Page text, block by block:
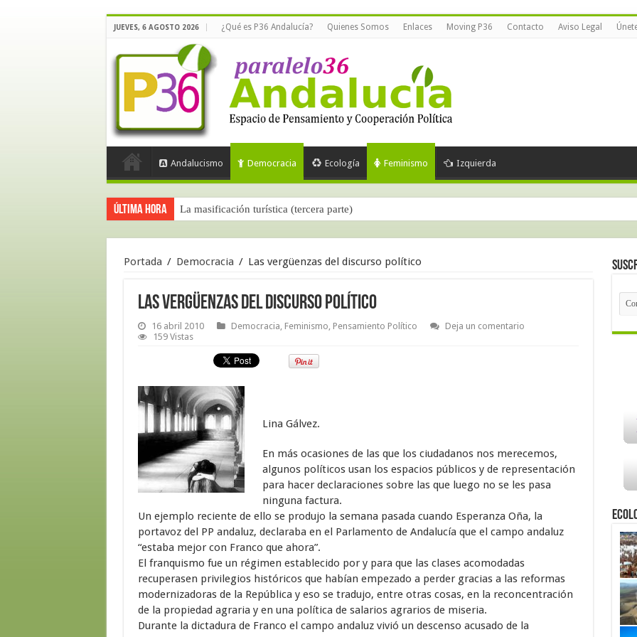
JUEVES, 6 AGOSTO 2026 ¿Qué es P36 Andalucía? Quienes Somos Enlaces Moving P36 Contacto Aviso Legal
Andalucismo Democracia Ecología Feminismo Izquierda
Última hora La masificación turística (tercera parte)
Portada / Democracia / Las vergüenzas del discurso político
Las vergüenzas del discurso político
16 abril 2010 Democracia, Feminismo, Pensamiento Político
Deja un comentario
159 Vistas
Lina Gálvez.
En más ocasiones de las que los ciudadanos nos merecemos,
algunos políticos usan los espacios públicos y de representación
para hacer declaraciones sobre las que luego no se les pasa
ninguna factura.
Un ejemplo reciente de ello se produjo la semana pasada cuando Esperanza Oña, la
portavoz del PP andaluz, declaraba en el Parlamento de Andalucía que el campo andaluz
“estaba mejor con Franco que ahora”.
El franquismo fue un régimen establecido por y para que las clases acomodadas
recuperasen privilegios históricos que habían empezado a perder gracias a las reformas
modernizadoras de la República y eso se tradujo, entre otras cosas, en la reconcentración
de la propiedad agraria y en una política de salarios agrarios de miseria.
Durante la dictadura de Franco el campo andaluz vivió un descenso acusado de la